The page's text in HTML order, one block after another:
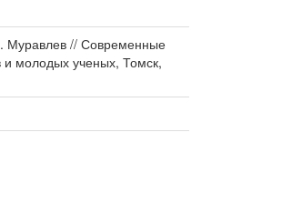
Муравлев // Современные
и молодых ученых, Томск,